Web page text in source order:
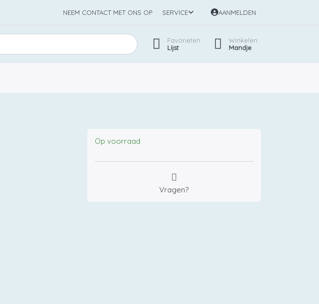
NEEM CONTACT MET ONS OP SERVICE AANMELDEN
Favorieten
Lijst
Winkelen
Mandje
Op voorraad
Vragen?